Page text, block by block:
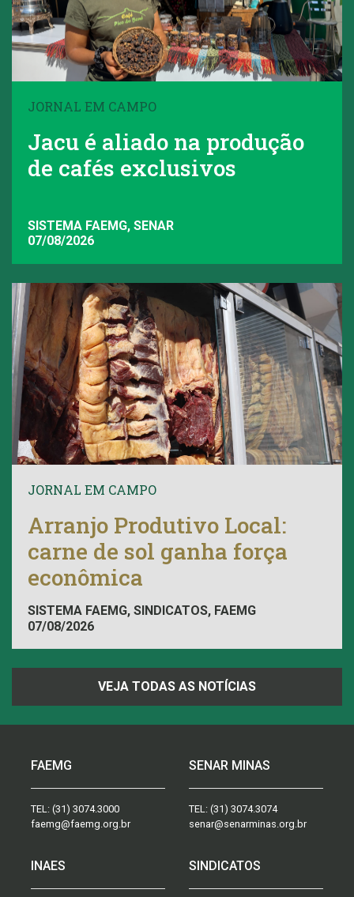
JORNAL EM CAMPO
Jacu é aliado na produção
de cafés exclusivos
SISTEMA FAEMG, SENAR
07/08/2026
JORNAL EM CAMPO
Arranjo Produtivo Local:
carne de sol ganha força
econômica
SISTEMA FAEMG, SINDICATOS, FAEMG
07/08/2026
VEJA TODAS AS NOTÍCIAS
FAEMG
TEL: (31) 3074.3000
faemg@faemg.org.br
SENAR MINAS
TEL: (31) 3074.3074
senar@senarminas.org.br
INAES SINDICATOS